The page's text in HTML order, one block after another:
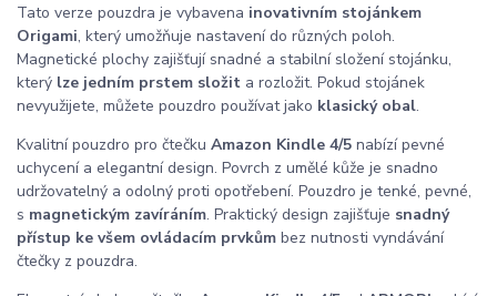
Tato verze pouzdra je vybavena inovativním stojánkem
Origami, který umožňuje nastavení do různých poloh.
Magnetické plochy zajišťují snadné a stabilní složení stojánku,
který lze jedním prstem složit a rozložit. Pokud stojánek
nevyužijete, můžete pouzdro používat jako klasický obal.
Kvalitní pouzdro pro čtečku Amazon Kindle 4/5 nabízí pevné
uchycení a elegantní design. Povrch z umělé kůže je snadno
udržovatelný a odolný proti opotřebení. Pouzdro je tenké, pevné,
s magnetickým zavíráním. Praktický design zajišťuje snadný
přístup ke všem ovládacím prvkům bez nutnosti vyndávání
čtečky z pouzdra.